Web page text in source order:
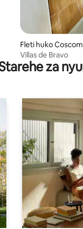
Fleti huko
Bravo
Villas de Bravo
za